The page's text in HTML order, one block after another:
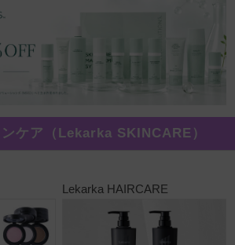
ケア（Lekarka SKINCARE）
Lekarka HAIRCARE